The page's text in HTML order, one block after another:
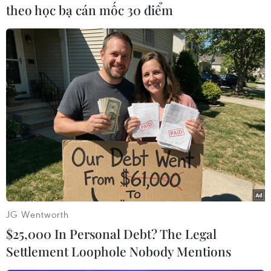
được chờ đợi này.
Amber Heard và Johnny Depp bắt đầu hẹn hò từ
năm 2012. Cả hai dính nghi vấn tình cảm kể từ
khi cùng đóng chung trong “The Rum Diary” hồi
năm 2011.
Cô nàng cũng bị nghi ngờ là “người thứ ba” xen
ngang vào cuộc hôn nhân kéo dài 14 năm của
Johnny Depp và vợ cũ - nữ ca sỹ, diễn viên
người Pháp Vanessa Paradis./.
(Vietnam+)
theo học bạ cán mốc 30 điểm
JG Wentworth
$25,000 In Personal Debt? The Legal
Settlement Loophole Nobody Mentions